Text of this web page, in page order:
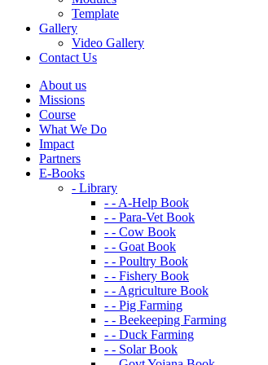
Template
Gallery
Video Gallery
Contact Us
About us
Missions
Course
What We Do
Impact
Partners
E-Books
- Library
- - A-Help Book
- - Para-Vet Book
- - Cow Book
- - Goat Book
- - Poultry Book
- - Fishery Book
- - Agriculture Book
- - Pig Farming
- - Beekeeping Farming
- - Duck Farming
- - Solar Book